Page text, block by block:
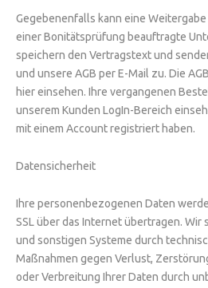
Gegebenenfalls kann eine
einer Bonitätsprüfung beauftragte
speichern den Vertragstext und
und unsere AGB per E-Mail zu. Die
hier einsehen. Ihre vergangenen
unserem Kunden LogIn-Bereich
mit einem Account registriert haben.
Datensicherheit
Ihre personenbezogenen Daten
SSL über das Internet übertragen. Wir
und sonstigen Systeme durch
Maßnahmen gegen Verlust,
oder Verbreitung Ihrer Daten durch